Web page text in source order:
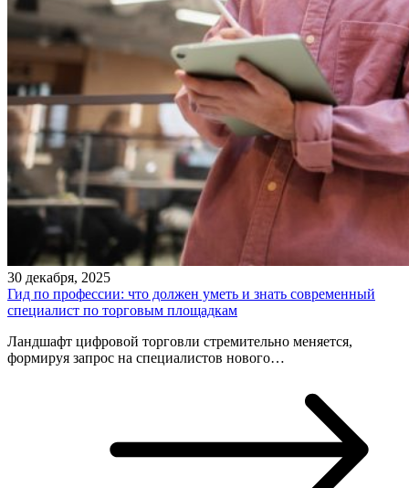
30 декабря, 2025
Гид по профессии: что должен уметь и знать современный
специалист по торговым площадкам
Ландшафт цифровой торговли стремительно меняется,
формируя запрос на специалистов нового…